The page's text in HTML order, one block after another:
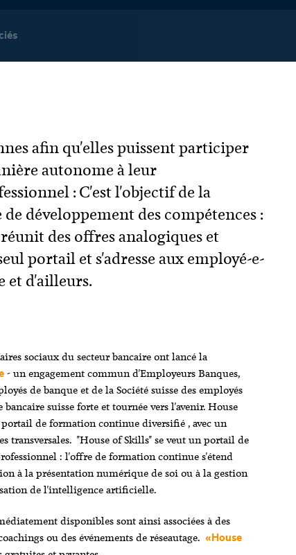
afin qu'elles puissent participer
autonome à leur
: C'est l'objectif de la
développement des compétences :
des offres analogiques et
portail et s'adresse aux employé-e-
et d'ailleurs.
sociaux du secteur bancaire ont lancé la
- un engagement commun d'Employeurs Banques,
de banque et de la Société suisse des employés
suisse forte et tournée vers l'avenir. House
de formation continue diversifié , avec un
transversales. "House of Skills" se veut un portail de
: l'offre de formation continue s'étend
à la présentation numérique de soi ou à la gestion
de l'intelligence artificielle.
disponibles sont ainsi associées à des
ou des événements de réseautage. «House